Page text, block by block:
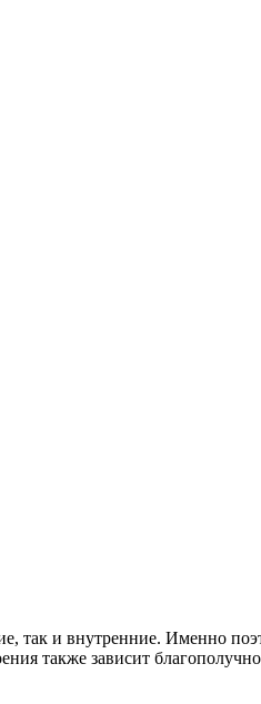
и внутренние. Именно
также зависит